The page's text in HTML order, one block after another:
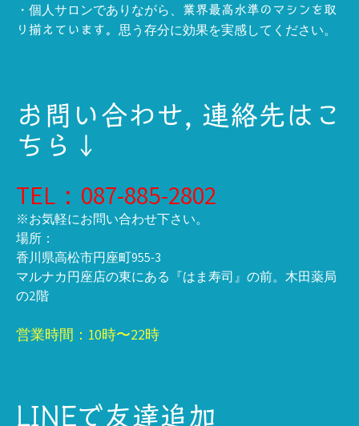
・個人サロンでありながら、
業界最高水準のマシンを取
り揃えています。 思う存分に効果を実感してください。
お問い合わせ, 連絡先はこ
ちら↓
TEL：087-885-2802
※お気軽にお問い合わせ下さい。
場所：
香川県高松市円座町955-3
マルナカ円座店の東にある『はま寿司』の前。木田薬局
の2階
営業時間：10時〜22時
LINEで友達追加